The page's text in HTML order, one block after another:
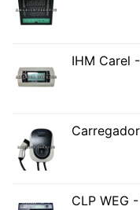
IHM Carel
CLP WEG